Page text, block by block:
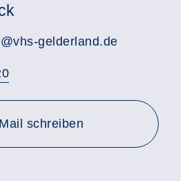
gelderland.de
schreiben